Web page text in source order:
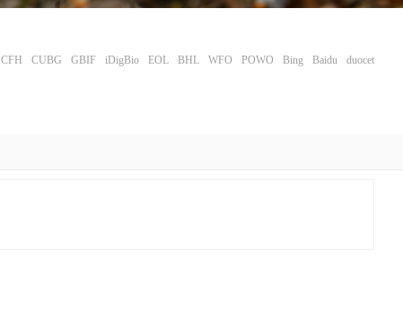
CFH CUBG GBIF iDigBio EOL BHL WFO POWO Bing Baidu duocet